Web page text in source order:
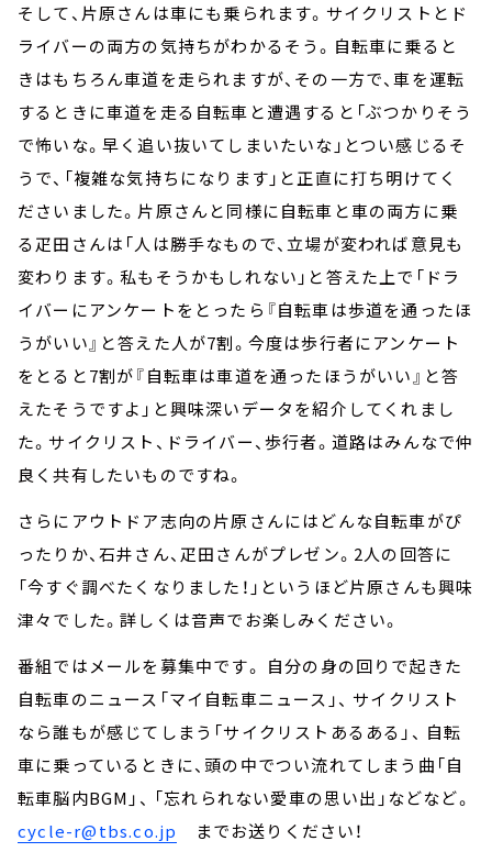
そして、片原さんは車にも乗られます。サイクリストとド
ライバーの両方の気持ちがわかるそう。自転車に乗ると
きはもちろん車道を走られますが、その一方で、車を運転
するときに車道を走る自転車と遭遇すると「ぶつかりそう
で怖いな。早く追い抜いてしまいたいな」とつい感じるそ
うで、「複雑な気持ちになります」と正直に打ち明けてく
ださいました。片原さんと同様に自転車と車の両方に乗
る疋田さんは「人は勝手なもので、立場が変われば意見も
変わります。私もそうかもしれない」と答えた上で「ドラ
イバーにアンケートをとったら『自転車は歩道を通ったほ
うがいい』と答えた人が7割。今度は歩行者にアンケート
をとると7割が『自転車は車道を通ったほうがいい』と答
えたそうですよ」と興味深いデータを紹介してくれまし
た。サイクリスト、ドライバー、歩行者。道路はみんなで仲
良く共有したいものですね。
さらにアウトドア志向の片原さんにはどんな自転車がぴ
ったりか、石井さん、疋田さんがプレゼン。2人の回答に
「今すぐ調べたくなりました！」というほど片原さんも興味
津々でした。詳しくは音声でお楽しみください。
番組ではメールを募集中です。 自分の身の回りで起きた
自転車のニュース「マイ自転車ニュース」、 サイクリスト
なら誰もが感じてしまう「サイクリストあるある」、 自転
車に乗っているときに、頭の中でつい流れてしまう曲「自
転車脳内BGM」、 「忘れられない愛車の思い出」などなど。
cycle-r@tbs.co.jp
までお送りください！